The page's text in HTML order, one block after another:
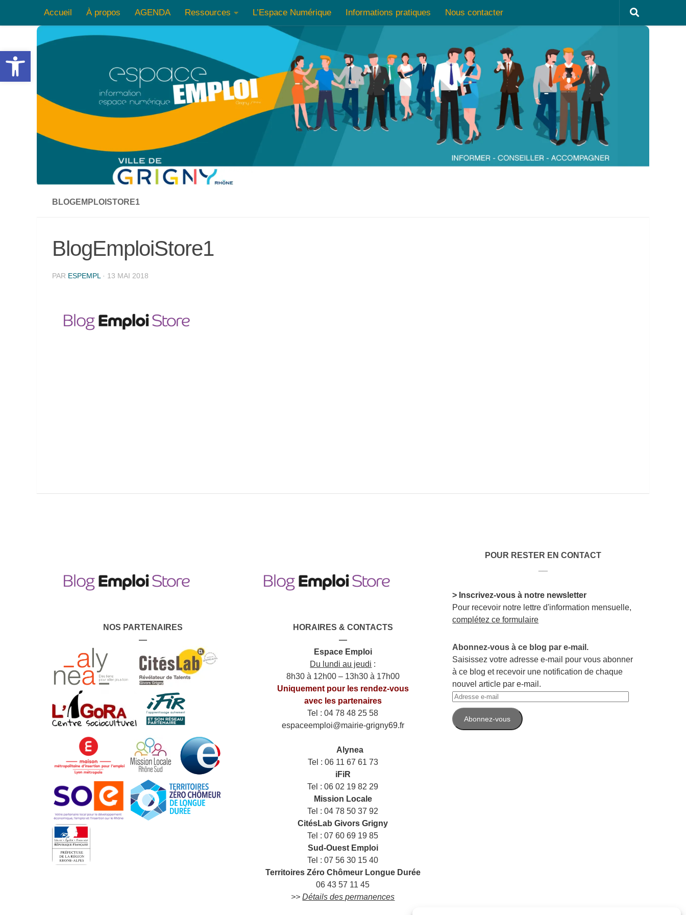
Ouvrir la barre d’outils
Skip to content
Accueil À propos AGENDA Ressources L’Espace Numérique Informations pratiques Nous contacter
BLOGEMPLOISTORE1
BlogEmploiStore1
PAR ESPEMPL · 13 MAI 2018
NOS PARTENAIRES
—
HORAIRES & CONTACTS
—
Espace Emploi
Du lundi au jeudi :
8h30 à 12h00 – 13h30 à 17h00
Uniquement pour les rendez-vous
avec les partenaires
Tel : 04 78 48 25 58
espaceemploi@mairie-grigny69.fr
Alynea
Tel : 06 11 67 61 73
iFiR
Tel : 06 02 19 82 29
Mission Locale
Tel : 04 78 50 37 92
CitésLab Givors Grigny
Tel : 07 60 69 19 85
Sud-Ouest Emploi
Tel : 07 56 30 15 40
Territoires Zéro Chômeur Longue Durée
06 43 57 11 45
>>Détails des permanences
POUR RESTER EN CONTACT
> Inscrivez-vous à notre newsletter
Pour recevoir notre lettre d'information mensuelle,
complétez ce formulaire
Abonnez-vous à ce blog par e-mail.
Saisissez votre adresse e-mail pour vous abonner
à ce blog et recevoir une notification de chaque
nouvel article par e-mail.
Adresse
e-
mailAbonnez-vous